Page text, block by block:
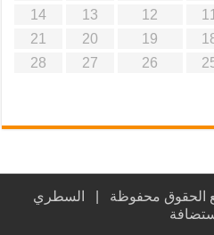
12
13
14
19
20
21
26
27
28
السطري